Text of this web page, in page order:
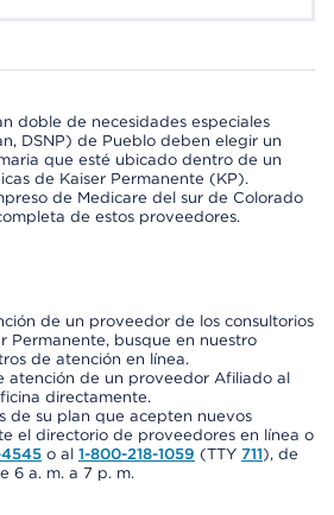
doble de necesidades especiales
DSNP) de Pueblo deben elegir un
que esté ubicado dentro de un
de Kaiser Permanente (KP).
de Medicare del sur de Colorado
de estos proveedores.
de un proveedor de los consultorios
Permanente, busque en nuestro
de atención en línea.
atención de un proveedor Afiliado al
directamente.
de su plan que acepten nuevos
el directorio de proveedores en línea o
o al 1-800-218-1059 (TTY 711), de
6 a. m. a 7 p. m.